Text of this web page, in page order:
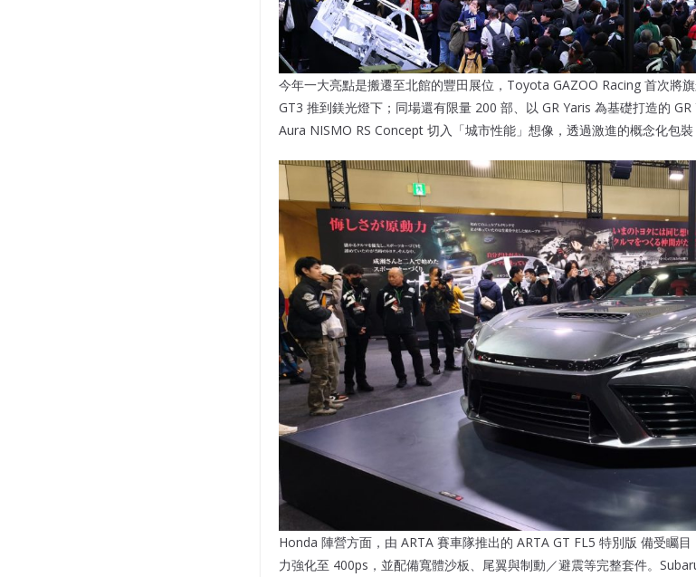
今年一大亮點是搬遷至北館的豐田展位，Toyota GAZOO Racing 首次將
GT3 推到鎂光燈下；同場還有限量 200 部、以 GR Yaris 為基礎打造的
Aura NISMO RS Concept 切入「城市性能」想像，透過激進的概念化包
Honda 陣營方面，由 ARTA 賽車隊推出的 ARTA GT FL5 特別版 備受矚
力強化至 400ps，並配備寬體沙板、尾翼與制動／避震等完整套件。